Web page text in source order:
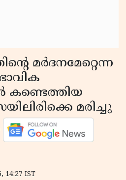
മർദനമേറ്റെന്ന
കണ്ടെത്തിയ
മരിച്ചു
14:27 IST